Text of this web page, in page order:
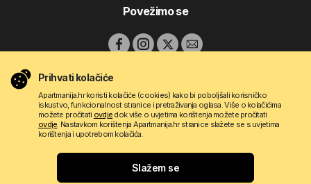
Povežimo se
Pravila korištenja
Prihvati kolačiće
Apartmanija.hr koristi kolačiće (cookies) kako bi poboljšali korisničko
iskustvo, funkcionalnost stranice i pretraživanja oglasa. Više o kolačićima
možete pročitati ovdje dok više o uvjetima korištenja možete pročitati
ovdje. Nastavkom korištenja Apartmanija.hr stranice slažete se s uvjetima
korištenja i upotrebom kolačića.
Slažem se